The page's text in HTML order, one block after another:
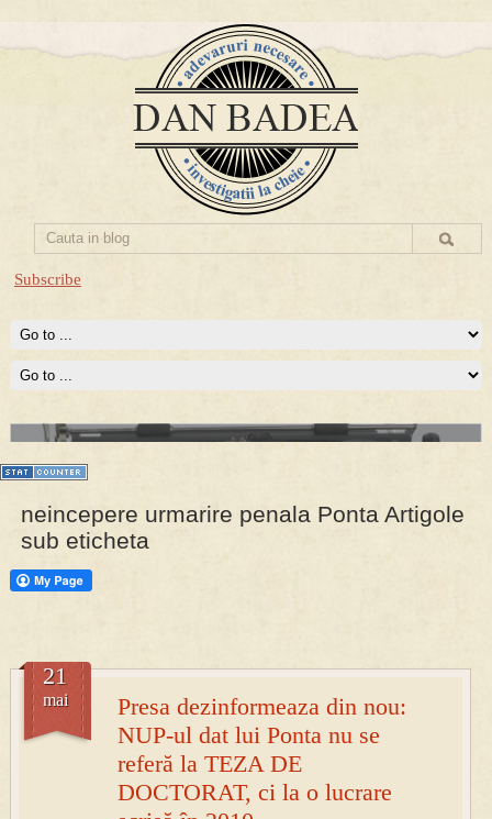
Subscribe
PRESA
neincepere urmarire penala Ponta Artigole
sub eticheta
Presa dezinformeaza din nou:
NUP-ul dat lui Ponta nu se
referă la TEZA DE
DOCTORAT, ci la o lucrare
21
mai